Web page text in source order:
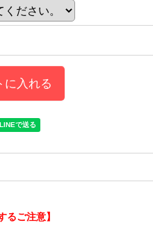
に入れる
るご注意】